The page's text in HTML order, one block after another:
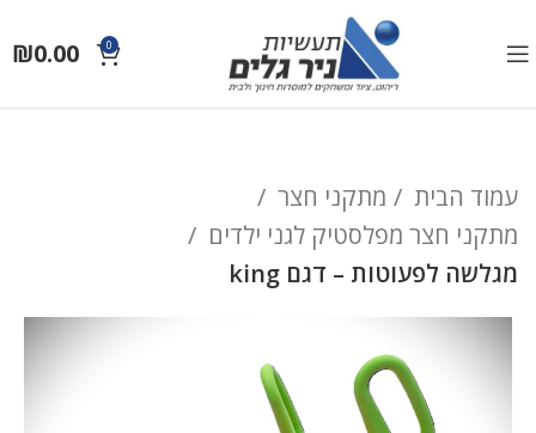
0
₪0.00
עמוד הבית
מתקני חצר
מתקני חצר מפלסטיק לגני ילדים
מגלשה לפעוטות – דגם king